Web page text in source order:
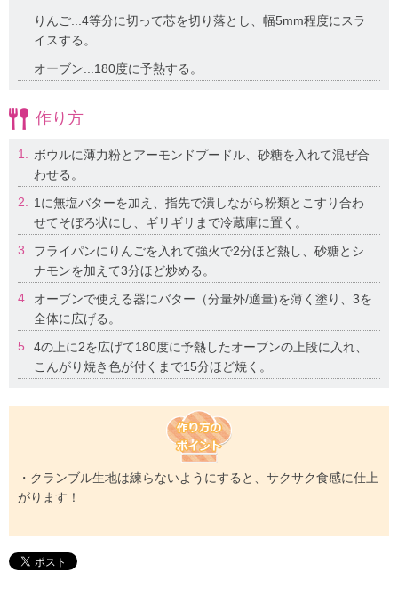
りんご...4等分に切って芯を切り落とし、幅5mm程度にスラ
イスする。
オーブン...180度に予熱する。
作り方
1.
ボウルに薄力粉とアーモンドプードル、砂糖を入れて混ぜ合
わせる。
2.
1に無塩バターを加え、指先で潰しながら粉類とこすり合わ
せてそぼろ状にし、ギリギリまで冷蔵庫に置く。
3.
フライパンにりんごを入れて強火で2分ほど熱し、砂糖とシ
ナモンを加えて3分ほど炒める。
4.
オーブンで使える器にバター（分量外/適量)を薄く塗り、3を
全体に広げる。
5.
4の上に2を広げて180度に予熱したオーブンの上段に入れ、
こんがり焼き色が付くまで15分ほど焼く。
・クランブル生地は練らないようにすると、サクサク食感に仕上
がります！